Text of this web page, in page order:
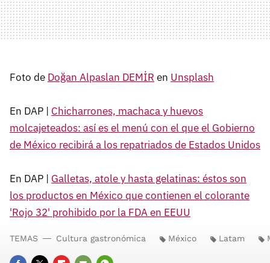
Foto de Doğan Alpaslan DEMİR en Unsplash
En DAP | Chicharrones, machaca y huevos
molcajeteados: así es el menú con el que el Gobierno
de México recibirá a los repatriados de Estados Unidos
En DAP | Galletas, atole y hasta gelatinas: éstos son
los productos en México que contienen el colorante
'Rojo 32' prohibido por la FDA en EEUU
TEMAS Cultura gastronómica México Latam